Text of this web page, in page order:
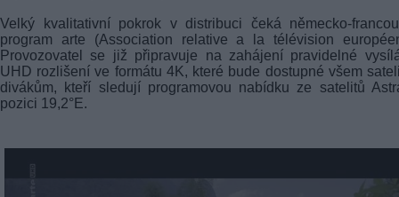
Velký kvalitativní pokrok v distribuci čeká německo-
program arte (Association relative a la télévision
Provozovatel se již připravuje na zahájení pravidelné
UHD rozlišení ve formátu 4K, které bude dostupné všem
divákům, kteří sledují programovou nabídku ze satelitů
pozici 19,2°E.